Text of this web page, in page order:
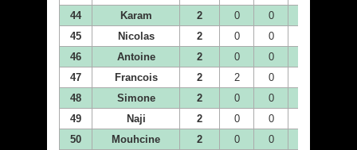
44
Karam 2 0 0
45
Nicolas 2 0 0
46
Antoine 2 0 0
47
Francois 2 2 0
48
Simone 2 0 0
49
Naji 2 0 0
50
Mouhcine 2 0 0